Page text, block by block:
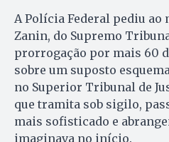
A Polícia Federal pediu
Zanin, do Supremo
prorrogação por mais 60
sobre um suposto
no Superior Tribunal de
que tramita sob sigilo,
mais sofisticado e
imaginava no início.